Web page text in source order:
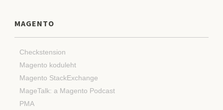
MAGENTO
Checkstension
Magento koduleht
Magento StackExchange
MageTalk: a Magento Podcast
PMA